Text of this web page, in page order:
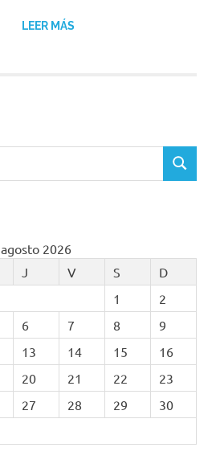
LEER MÁS
BUSCAR
agosto 2026
J V S
D
1
2
6 7 8
9
13 14 15
16
20 21 22
23
27 28 29
30